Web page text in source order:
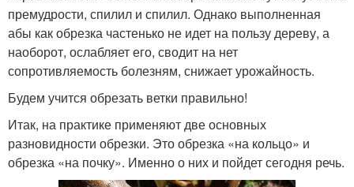
премудрости, спилил и спилил. Однако выполненная
абы как обрезка частенько не идет на пользу дереву, а
наоборот, ослабляет его, сводит на нет
сопротивляемость болезням, снижает урожайность.
Будем учится обрезать ветки правильно!
Итак, на практике применяют две основных
разновидности обрезки. Это обрезка «на кольцо» и
обрезка «на почку». Именно о них и пойдет сегодня речь.